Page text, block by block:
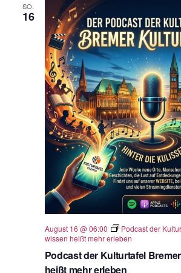
SO.
16
Podcast der Kulturtafel
heißt mehr erleben
August 16 @ 06:00
Podcast der
wissen heißt mehr erleben